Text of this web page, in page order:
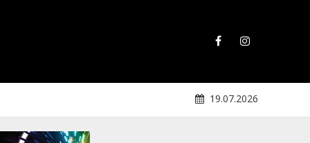
19.07.2026